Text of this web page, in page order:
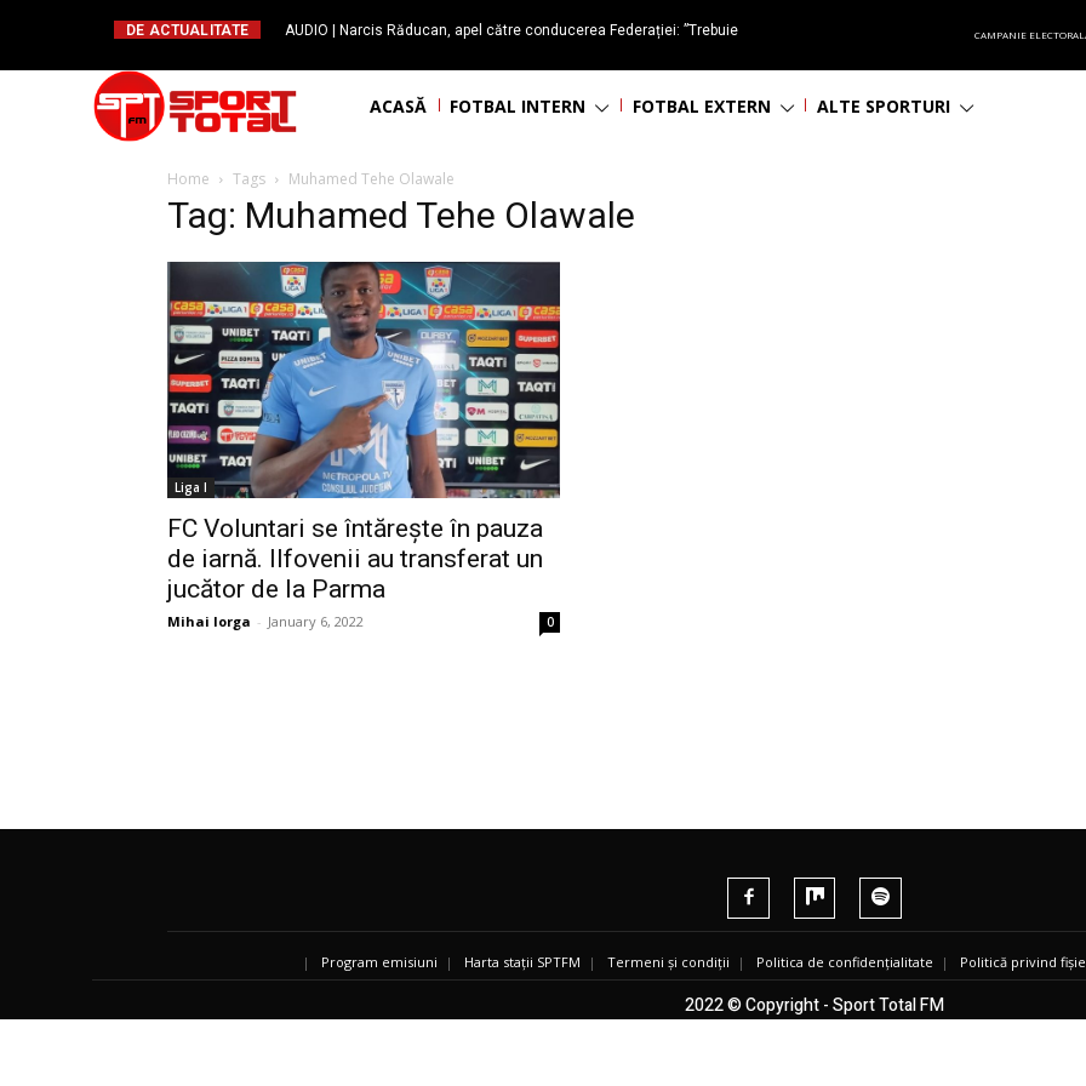
DE ACTUALITATE
AUDIO | Narcis Răducan, apel către conducerea Federației: ”Trebuie
CAMPANIE
ACASĂ FOTBAL INTERN FOTBAL EXTERN ALTE SPORTURI
Home Tags Muhamed Tehe Olawale
Tag: Muhamed Tehe Olawale
Liga I
FC Voluntari se întărește în pauza
de iarnă. Ilfovenii au transferat un
jucător de la Parma
Mihai Iorga - January 6, 2022 0
| Program emisiuni | Harta stații SPTFM | Termeni și condiții | Politica de confidențialitate | Politică privind
2022 © Copyright - Sport Total FM